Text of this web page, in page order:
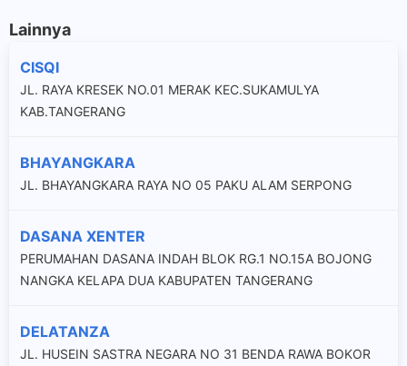
Lainnya
CISQI
JL. RAYA KRESEK NO.01 MERAK KEC.SUKAMULYA
KAB.TANGERANG
BHAYANGKARA
JL. BHAYANGKARA RAYA NO 05 PAKU ALAM SERPONG
DASANA XENTER
PERUMAHAN DASANA INDAH BLOK RG.1 NO.15A BOJONG
NANGKA KELAPA DUA KABUPATEN TANGERANG
DELATANZA
JL. HUSEIN SASTRA NEGARA NO 31 BENDA RAWA BOKOR